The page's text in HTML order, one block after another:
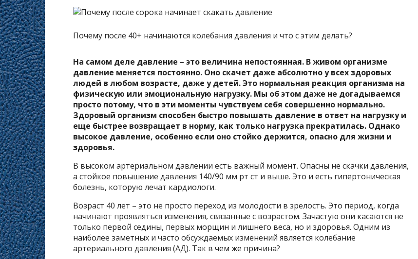
Почему после 40+ начинаются колебания давления и что с этим делать?
На самом деле давление – это величина непостоянная. В живом организме
давление меняется постоянно. Оно скачет даже абсолютно у всех здоровых
людей в любом возрасте, даже у детей. Это нормальная реакция организма на
физическую или эмоциональную нагрузку. Мы об этом даже не догадываемся
просто потому, что в эти моменты чувствуем себя совершенно нормально.
Здоровый организм способен быстро повышать давление в ответ на нагрузку и
еще быстрее возвращает в норму, как только нагрузка прекратилась. Однако
высокое давление, особенно если оно стойко держится, опасно для жизни и
здоровья.
В высоком артериальном давлении есть важный момент. Опасны не скачки давления,
а стойкое повышение давления 140/90 мм рт ст и выше. Это и есть гипертоническая
болезнь, которую лечат кардиологи.
Возраст 40 лет – это не просто переход из молодости в зрелость. Это период, когда
начинают проявляться изменения, связанные с возрастом. Зачастую они касаются не
только первой седины, первых морщин и лишнего веса, но и здоровья. Одним из
наиболее заметных и часто обсуждаемых изменений является колебание
артериального давления (АД). Так в чем же причина?